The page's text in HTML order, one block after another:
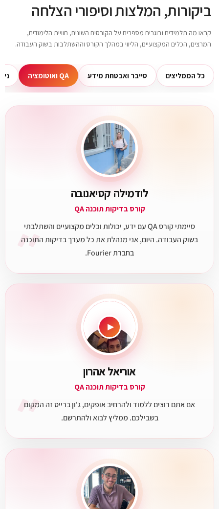
ביקורות, המלצות וסיפורי הצלחה
קראו מה תלמידים ובוגרים מספרים על הקורסים השונים, חוויית הלימודים,
המרצים, הכלים המקצועיים, הליווי במהלך הקורס וההשתלבות בשוק העבודה.
כל הממליצים סייבר ואבטחת מידע QA ואוטומציה
״
לודמילה קסיאנובה
קורס בדיקות תוכנה QA
סיימתי קורס QA עם ידע, יכולות וכלים מקצועיים והשתלבתי
בשוק העבודה. היום, אני מנהלת את כל מערך בדיקות התוכנה
בחברת Fourier.
״
▶
אוריאל אהרון
קורס בדיקות תוכנה QA
אם אתם רוצים ללמוד ולהרחיב אופקים, ג'ון ברייס זה המקום
בשבילכם. ממליץ לבוא ולהתרשם.